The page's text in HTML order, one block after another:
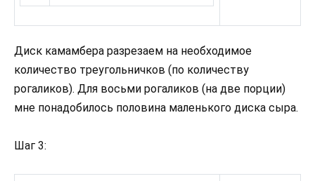
Диск камамбера разрезаем на необходимое
количество треугольничков (по количеству
рогаликов). Для восьми рогаликов (на две порции)
мне понадобилось половина маленького диска сыра.
Шаг 3: